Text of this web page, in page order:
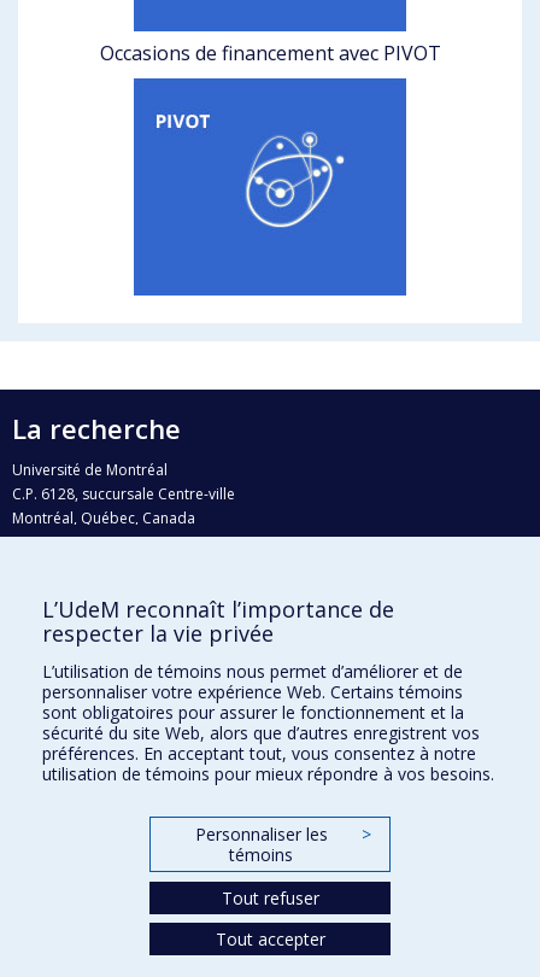
Occasions de financement avec PIVOT
La recherche
Université de Montréal
C.P. 6128, succursale Centre-ville
Montréal, Québec, Canada
H3C 3J7
Qui fait quoi?
Nous trouver
Plan du site
Accessibilité
L’UdeM reconnaît l’importance de
respecter la vie privée
L’utilisation de témoins nous permet d’améliorer et de
personnaliser votre expérience Web. Certains témoins
sont obligatoires pour assurer le fonctionnement et la
sécurité du site Web, alors que d’autres enregistrent vos
préférences. En acceptant tout, vous consentez à notre
utilisation de témoins pour mieux répondre à vos besoins.
Personnaliser les
témoins
>
Tout refuser
Tout accepter